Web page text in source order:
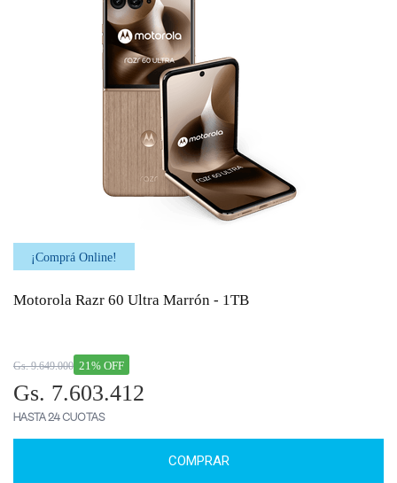
¡Comprá Online!
Motorola Razr 60 Ultra Marrón - 1TB
21% OFF
Gs. 9.649.000
Gs. 7.603.412
HASTA 24 CUOTAS
COMPRAR